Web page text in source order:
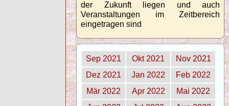
der Zukunft liegen und auch
Veranstaltungen im Zeitbereich
eingetragen sind
Sep 2021 Okt 2021
Nov 2021
Dez 2021
Jan 2022
Feb 2022
Mär 2022
Apr 2022
Mai 2022